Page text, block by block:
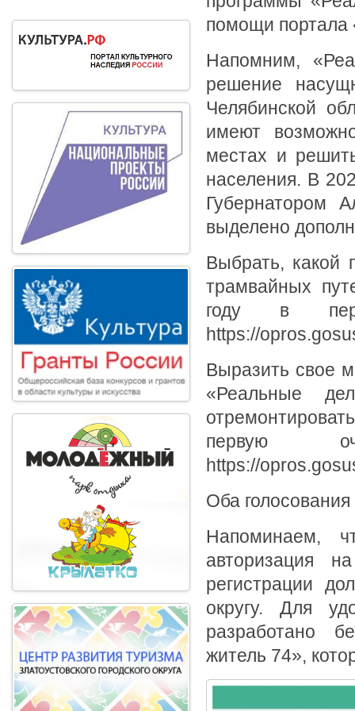
помощи портала
Напомним,
решение
Челябинской
имеют
местах и
населения. В
Губернатором
выделено
Выбрать, какой
трамвайных
году в
https://
Выразить свое
«Реальные
первую
https://
Оба
Напоминаем,
авторизация
регистрации
округу. Для
разработано
житель 74»,